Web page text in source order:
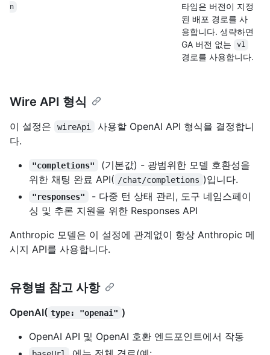
n
타임은 버전이 지정
된 배포 경로를 사
용합니다. 생략하면
GA 버전 없는
v1
경로를 사용합니다.
Wire API 형식
이 설정은 wireApi
사용할 OpenAI API 형식을 결정합니
다.
"completions"
(기본값) - 광범위한 모델 호환성을
위한 채팅 완료 API( /chat/completions )입니다.
"responses"
- 다중 턴 상태 관리, 도구 네임스페이
싱 및 추론 지원을 위한 Responses API
Anthropic 모델은 이 설정에 관계없이 항상 Anthropic 메
시지 API를 사용합니다.
유형별 참고 사항
OpenAI( type: "openai" )
OpenAI API 및 OpenAI 호환 엔드포인트에서 작동